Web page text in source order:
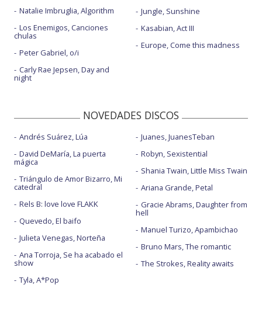
Natalie Imbruglia, Algorithm
Los Enemigos, Canciones
chulas
Peter Gabriel, o/i
Carly Rae Jepsen, Day and
night
Jungle, Sunshine
Kasabian, Act III
Europe, Come this madness
NOVEDADES DISCOS
Andrés Suárez, Lúa
David DeMaría, La puerta
mágica
Triángulo de Amor Bizarro, Mi
catedral
Rels B: love love FLAKK
Quevedo, El baifo
Julieta Venegas, Norteña
Ana Torroja, Se ha acabado el
show
Tyla, A*Pop
Juanes, JuanesTeban
Robyn, Sexistential
Shania Twain, Little Miss Twain
Ariana Grande, Petal
Gracie Abrams, Daughter from
hell
Manuel Turizo, Apambichao
Bruno Mars, The romantic
The Strokes, Reality awaits